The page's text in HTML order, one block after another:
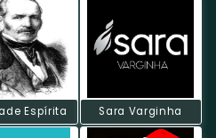
Espírita Sara Varginha